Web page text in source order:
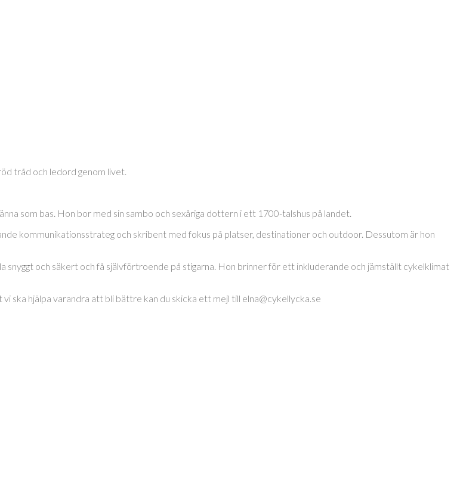
tråd och ledord genom livet.
som bas. Hon bor med sin sambo och sexåriga dottern i ett 1700-talshus på landet.
kommunikationsstrateg och skribent med fokus på platser, destinationer och outdoor. Dessutom är hon
snyggt och säkert och få självförtroende på stigarna. Hon brinner för ett inkluderande och jämställt cykelklimat
ska hjälpa varandra att bli bättre kan du skicka ett mejl till elna@cykellycka.se